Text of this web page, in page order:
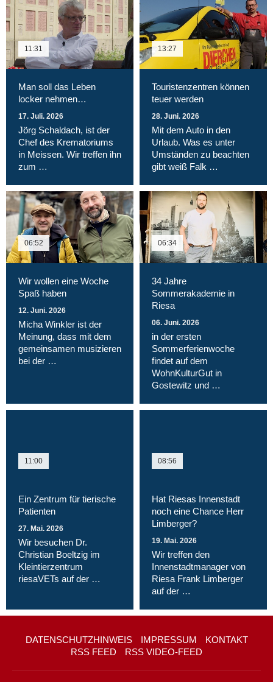
11:31
Man soll das Leben
locker nehmen…
17. Juli. 2026
Jörg Schaldach, ist der
Chef des Krematoriums
in Meissen. Wir treffen ihn
zum …
13:27
Touristenzentren können
teuer werden
28. Juni. 2026
Mit dem Auto in den
Urlaub. Was es unter
Umständen zu beachten
gibt weiß Falk …
06:52
Wir wollen eine Woche
Spaß haben
12. Juni. 2026
Micha Winkler ist der
Meinung, dass mit dem
gemeinsamen musizieren
bei der …
06:34
34 Jahre
Sommerakademie in
Riesa
06. Juni. 2026
in der ersten
Sommerferienwoche
findet auf dem
WohnKulturGut in
Gostewitz und …
11:00
Ein Zentrum für tierische
Patienten
27. Mai. 2026
Wir besuchen Dr.
Christian Boeltzig im
Kleintierzentrum
riesaVETs auf der …
08:56
Hat Riesas Innenstadt
noch eine Chance Herr
Limberger?
19. Mai. 2026
Wir treffen den
Innenstadtmanager von
Riesa Frank Limberger
auf der …
DATENSCHUTZHINWEIS IMPRESSUM
KONTAKT
RSS FEED
RSS VIDEO-FEED